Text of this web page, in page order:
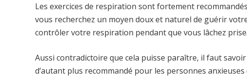
Les exercices de respiration sont fortement
vous recherchez un moyen doux et naturel de guérir
contrôler votre respiration pendant que vous lâchez prise.
Aussi contradictoire que cela puisse paraître, il faut
d’autant plus recommandé pour les personnes